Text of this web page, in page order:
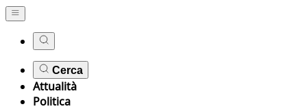
Cerca
Attualità
Politica